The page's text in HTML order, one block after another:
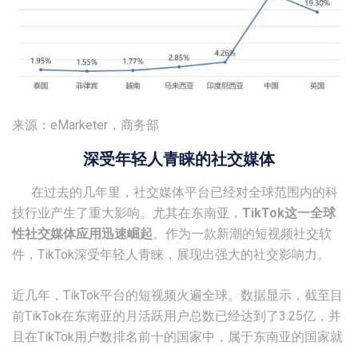
来源：eMarketer，商务部
深受年轻人青睐的社交媒体
在过去的几年里，社交媒体平台已经对全球范围内的科
技行业产生了重大影响。尤其在东南亚， TikTok这一全球
性社交媒体应用迅速崛起。作为一款新潮的短视频社交软
件，TikTok深受年轻人青睐，展现出强大的社交影响力。
近几年，TikTok平台的短视频火遍全球。数据显示，截至目
前TikTok在东南亚的月活跃用户总数已经达到了3.25亿，并
且在TikTok用户数排名前十的国家中，属于东南亚的国家就